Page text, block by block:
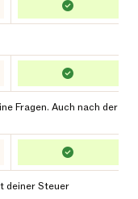
Fragen. Auch nach der
deiner Steuer